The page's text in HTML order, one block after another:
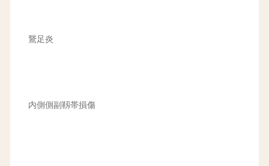
鵞足炎
内側側副靱帯損傷